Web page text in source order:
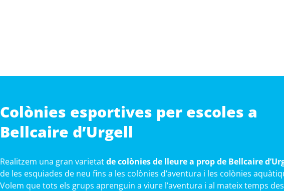
Colònies esportives per escoles a
Bellcaire d’Urgell
Realitzem una gran varietatde colònies de lleure a prop de Bellcaire
de les esquiades de neu fins a les colònies d’aventura i les colònies
Volem que tots els grups aprenguin a viure l’aventura i al mateix temps